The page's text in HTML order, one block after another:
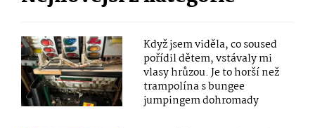
Když jsem viděla, co soused
pořídil dětem, vstávaly mi
vlasy hrůzou. Je to horší než
trampolína s bungee
jumpingem dohromady